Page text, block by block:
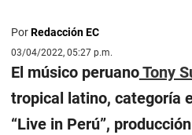
PorRedacción EC
03/04/2022, 05:27 p.m.
El músico peruanoTony
tropical latino, categoría
“Live in Perú”,